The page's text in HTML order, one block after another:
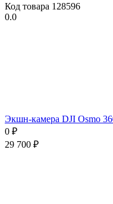
Код товара 128596
0.0
Экшн-камера DJI Osmo
0 ₽
29 700 ₽